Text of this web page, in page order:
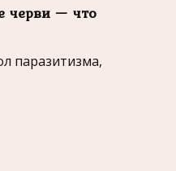
черви — что
паразитизма,